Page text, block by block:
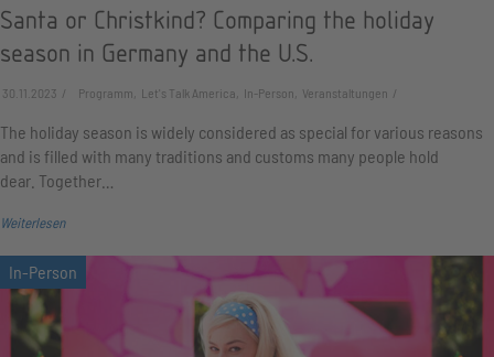
Santa or Christkind? Comparing the holiday
season in Germany and the U.S.
30.11.2023 Programm, Let's Talk America, In-Person, Veranstaltungen
The holiday season is widely considered as special for various reasons
and is filled with many traditions and customs many people hold
dear. Together…
Weiterlesen